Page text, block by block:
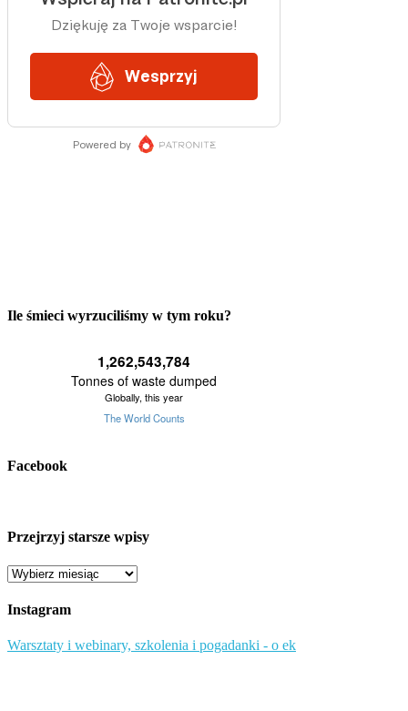
Ile śmieci wyrzuciliśmy w tym roku?
Facebook
Przejrzyj starsze wpisy
Przejrzyj
wpisy
Instagram
Warsztaty i webinary, szkolenia i pogadanki - o ek